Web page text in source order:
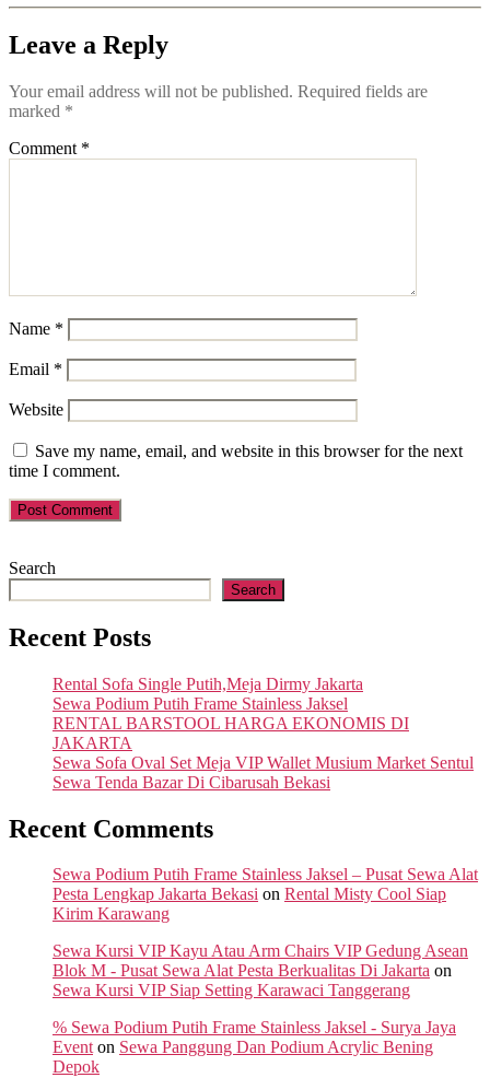
Leave a Reply
Your email address will not be published. Required fields are
marked *
Comment *
Name *
Email *
Website
Save my name, email, and website in this browser for the next
time I comment.
Search
Search
Recent Posts
Rental Sofa Single Putih,Meja Dirmy Jakarta
Sewa Podium Putih Frame Stainless Jaksel
RENTAL BARSTOOL HARGA EKONOMIS DI
JAKARTA
Sewa Sofa Oval Set Meja VIP Wallet Musium Market Sentul
Sewa Tenda Bazar Di Cibarusah Bekasi
Recent Comments
Sewa Podium Putih Frame Stainless Jaksel – Pusat Sewa Alat
Pesta Lengkap Jakarta Bekasi on Rental Misty Cool Siap
Kirim Karawang
Sewa Kursi VIP Kayu Atau Arm Chairs VIP Gedung Asean
Blok M - Pusat Sewa Alat Pesta Berkualitas Di Jakarta on
Sewa Kursi VIP Siap Setting Karawaci Tanggerang
% Sewa Podium Putih Frame Stainless Jaksel - Surya Jaya
Eventon Sewa Panggung Dan Podium Acrylic Bening
Depok